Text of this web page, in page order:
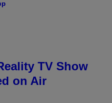
TV Show
on Air